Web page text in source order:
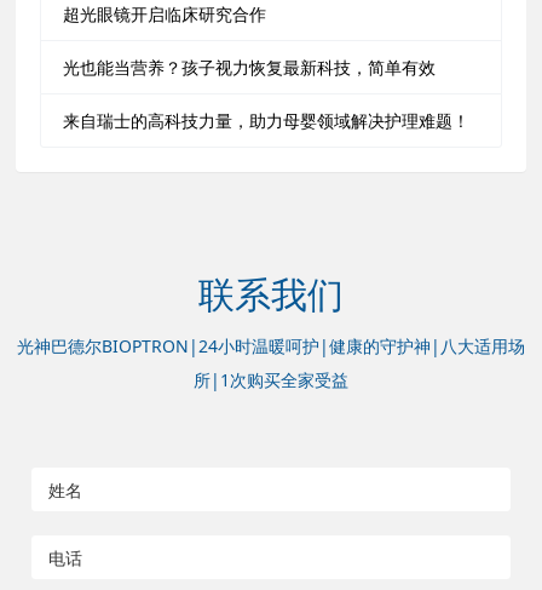
超光眼镜开启临床研究合作
光也能当营养？孩子视力恢复最新科技，简单有效
来自瑞士的高科技力量，助力母婴领域解决护理难题！
联系我们
光神巴德尔BIOPTRON|24小时温暖呵护|健康的守护神|八大适用场
所|1次购买全家受益